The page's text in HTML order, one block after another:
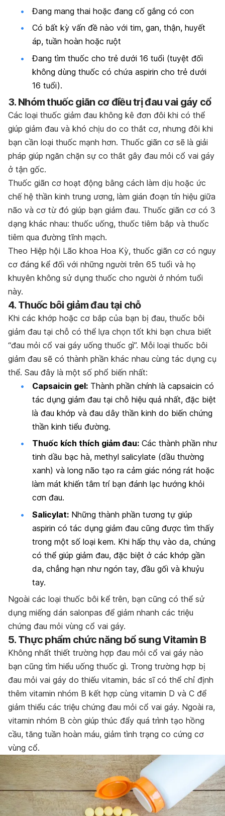
Đang mang thai hoặc đang cố gắng có con
Có bất kỳ vấn đề nào với tim, gan, thận, huyết
áp, tuần hoàn hoặc ruột
Đang tìm thuốc cho trẻ dưới 16 tuổi (tuyệt đối
không dùng thuốc có chứa aspirin cho trẻ dưới
16 tuổi).
3. Nhóm thuốc giãn cơ điều trị đau vai gáy cổ
Các loại thuốc giảm đau không kê đơn đôi khi có thể
giúp giảm đau và khó chịu do co thắt cơ, nhưng đôi khi
bạn cần loại thuốc mạnh hơn. Thuốc giãn cơ sẽ là giải
pháp giúp ngăn chặn sự co thắt gây đau mỏi cổ vai gáy
ở tận gốc.
Thuốc giãn cơ hoạt động bằng cách làm dịu hoặc ức
chế hệ thần kinh trung ương, làm gián đoạn tín hiệu giữa
não và cơ từ đó giúp bạn giảm đau. Thuốc giãn cơ có 3
dạng khác nhau: thuốc uống, thuốc tiêm bắp và thuốc
tiêm qua đường tĩnh mạch.
Theo Hiệp hội Lão khoa Hoa Kỳ, thuốc giãn cơ có nguy
cơ đáng kể đối với những người trên 65 tuổi và họ
khuyên không sử dụng thuốc cho người ở nhóm tuổi
này.
4. Thuốc bôi giảm đau tại chỗ
Khi các khớp hoặc cơ bắp của bạn bị đau, thuốc bôi
giảm đau tại chỗ có thể lựa chọn tốt khi bạn chưa biết
“đau mỏi cổ vai gáy uống thuốc gì”. Mỗi loại thuốc bôi
giảm đau sẽ có thành phần khác nhau cùng tác dụng cụ
thể. Sau đây là một số phổ biến nhất:
Capsaicin gel: Thành phần chính là capsaicin có
tác dụng giảm đau tại chỗ hiệu quả nhất, đặc biệt
là đau khớp và đau dây thần kinh do biến chứng
thần kinh tiểu đường.
Thuốc kích thích giảm đau: Các thành phần như
tinh dầu bạc hà, methyl salicylate (dầu thường
xanh) và long não tạo ra cảm giác nóng rát hoặc
làm mát khiến tâm trí bạn đánh lạc hướng khỏi
cơn đau.
Salicylat: Những thành phần tương tự giúp
aspirin có tác dụng giảm đau cũng được tìm thấy
trong một số loại kem. Khi hấp thụ vào da, chúng
có thể giúp giảm đau, đặc biệt ở các khớp gần
da, chẳng hạn như ngón tay, đầu gối và khuỷu
tay.
Ngoài các loại thuốc bôi kể trên, bạn cũng có thể sử
dụng miếng dán salonpas để giảm nhanh các triệu
chứng đau mỏi vùng cổ vai gáy.
5. Thực phẩm chức năng bổ sung Vitamin B
Không nhất thiết trường hợp đau mỏi cổ vai gáy nào
bạn cũng tìm hiểu uống thuốc gì. Trong trường hợp bị
đau mỏi vai gáy do thiếu vitamin, bác sĩ có thể chỉ định
thêm vitamin nhóm B kết hợp cùng vitamin D và C để
giảm thiểu các triệu chứng đau mỏi cổ vai gáy. Ngoài ra,
vitamin nhóm B còn giúp thúc đẩy quá trình tạo hồng
cầu, tăng tuần hoàn máu, giảm tình trạng co cứng cơ
vùng cổ.